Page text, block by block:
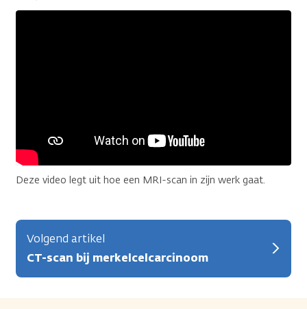
Deze video legt uit hoe een MRI-scan in zijn werk gaat.
Volgend artikel
CT-scan bij merkelcelcarcinoom